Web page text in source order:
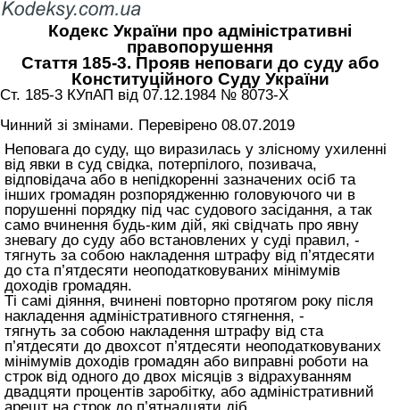
Кодекс України про адміністративні
правопорушення
Стаття 185-3. Прояв неповаги до суду або
Конституційного Суду України
Ст. 185-3 КУпАП вiд 07.12.1984 № 8073-X
Чинний зі змінами. Перевірено 08.07.2019
Неповага до суду, що виразилась у злісному ухиленні
від явки в суд свідка, потерпілого, позивача,
відповідача або в непідкоренні зазначених осіб та
інших громадян розпорядженню головуючого чи в
порушенні порядку під час судового засідання, а так
само вчинення будь-ким дій, які свідчать про явну
зневагу до суду або встановлених у суді правил, -
тягнуть за собою накладення штрафу від п’ятдесяти
до ста п’ятдесяти неоподатковуваних мінімумів
доходів громадян.
Ті самі діяння, вчинені повторно протягом року після
накладення адміністративного стягнення, -
тягнуть за собою накладення штрафу від ста
п’ятдесяти до двохсот п’ятдесяти неоподатковуваних
мінімумів доходів громадян або виправні роботи на
строк від одного до двох місяців з відрахуванням
двадцяти процентів заробітку, або адміністративний
арешт на строк до п’ятнадцяти діб.